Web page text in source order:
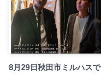
8月29日秋田市ミルハスで